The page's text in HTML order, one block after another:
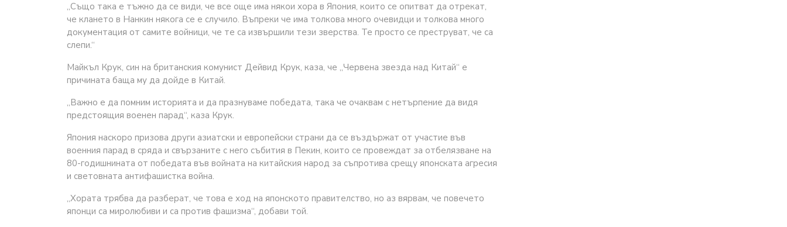
„Също така е тъжно да се види, че все още има някои хора в Япония, които се опитват да отрекат,
че клането в Нанкин някога се е случило. Въпреки че има толкова много очевидци и толкова много
документация от самите войници, че те са извършили тези зверства. Те просто се преструват, че са
слепи.“
Майкъл Крук, син на британския комунист Дейвид Крук, каза, че „Червена звезда над Китай“ е
причината баща му да дойде в Китай.
„Важно е да помним историята и да празнуваме победата, така че очаквам с нетърпение да видя
предстоящия военен парад“, каза Крук.
Япония наскоро призова други азиатски и европейски страни да се въздържат от участие във
военния парад в сряда и свързаните с него събития в Пекин, които се провеждат за отбелязване на
80-годишнината от победата във войната на китайския народ за съпротива срещу японската агресия
и световната антифашистка война.
„Хората трябва да разберат, че това е ход на японското правителство, но аз вярвам, че повечето
японци са миролюбиви и са против фашизма“, добави той.